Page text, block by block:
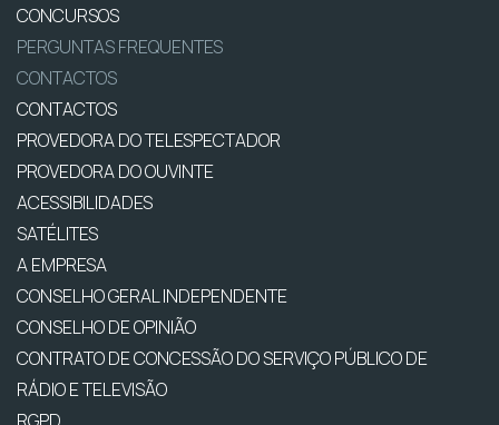
CONCURSOS
PERGUNTAS FREQUENTES
CONTACTOS
CONTACTOS
PROVEDORA DO TELESPECTADOR
PROVEDORA DO OUVINTE
ACESSIBILIDADES
SATÉLITES
A EMPRESA
CONSELHO GERAL INDEPENDENTE
CONSELHO DE OPINIÃO
CONTRATO DE CONCESSÃO DO SERVIÇO PÚBLICO DE
RÁDIO E TELEVISÃO
RGPD